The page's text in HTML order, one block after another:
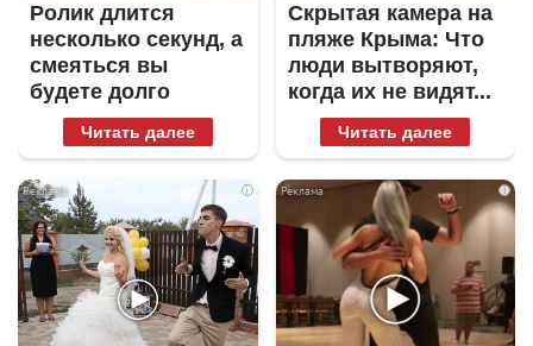
Ролик длится
несколько секунд, а
смеяться вы
будете долго
Читать далее
Скрытая камера на
пляже Крыма: Что
люди вытворяют,
когда их не видят...
Читать далее
i i